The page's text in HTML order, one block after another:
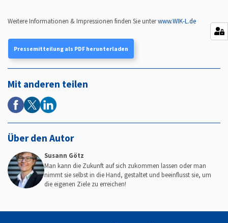
Weitere Informationen & Impressionen finden Sie unterwww.WIK-L.de
Pressemitteilung als PDF herunterladen
Mit anderen teilen
Über den Autor
Susann Götz
Man kann die Zukunft auf sich zukommen lassen oder man
nimmt sie selbst in die Hand, gestaltet und beeinflusst sie, um
die eigenen Ziele zu erreichen!